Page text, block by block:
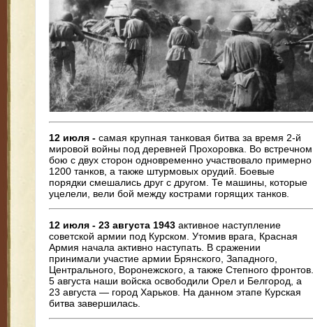
12 июля - самая крупная танковая битва за время 2-й
мировой войны под деревней Прохоровка. Во встречном
бою с двух сторон одновременно участвовало примерно
1200 танков, а также штурмовых орудий. Боевые
порядки смешались друг с другом. Те машины, которые
уцелели, вели бой между кострами горящих танков.
12 июля - 23 августа 1943 активное наступление
советской армии под Курском. Утомив врага, Красная
Армия начала активно наступать. В сражении
принимали участие армии Брянского, Западного,
Центрального, Воронежского, а также Степного фронтов.
5 августа наши войска освободили Орел и Белгород, а
23 августа — город Харьков. На данном этапе Курская
битва завершилась.